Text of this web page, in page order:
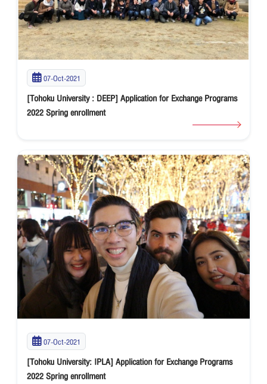
07-Oct-2021
[Tohoku University : DEEP] Application for Exchange Programs
2022 Spring enrollment
07-Oct-2021
[Tohoku University: IPLA] Application for Exchange Programs
2022 Spring enrollment